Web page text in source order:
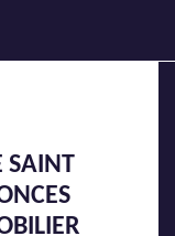
SAINT